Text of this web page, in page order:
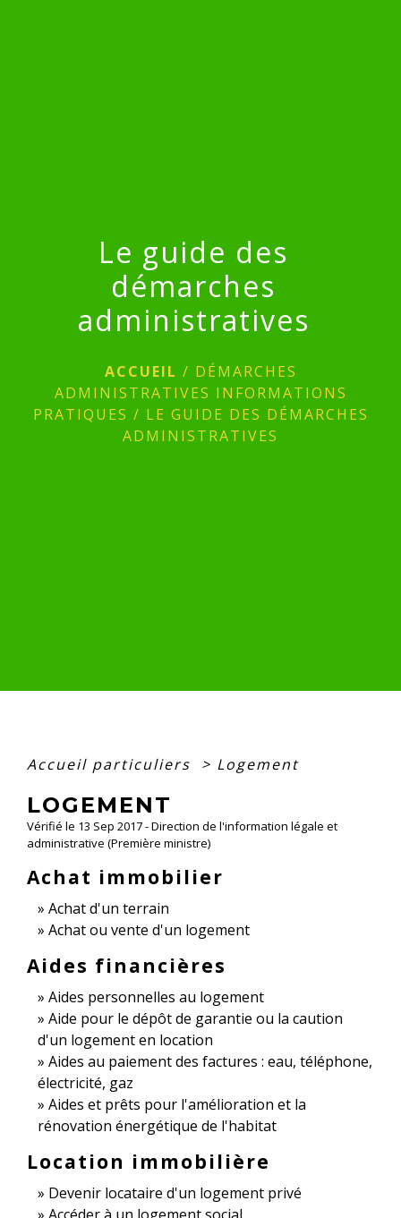
Le guide des
démarches
administratives
ACCUEIL / DÉMARCHES
ADMINISTRATIVES INFORMATIONS
PRATIQUES / LE GUIDE DES DÉMARCHES
ADMINISTRATIVES
Accueil particuliers > Logement
LOGEMENT
Vérifié le 13 Sep 2017 - Direction de l'information légale et
administrative (Première ministre)
Achat immobilier
Achat d'un terrain
Achat ou vente d'un logement
Aides financières
Aides personnelles au logement
Aide pour le dépôt de garantie ou la caution
d'un logement en location
Aides au paiement des factures : eau, téléphone,
électricité, gaz
Aides et prêts pour l'amélioration et la
rénovation énergétique de l'habitat
Location immobilière
Devenir locataire d'un logement privé